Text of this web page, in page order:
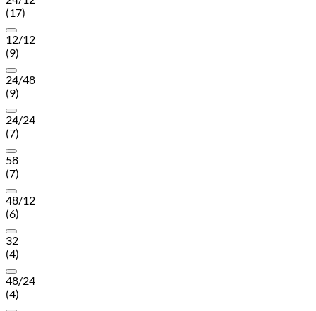
(17)
12/12
(9)
24/48
(9)
24/24
(7)
58
(7)
48/12
(6)
32
(4)
48/24
(4)